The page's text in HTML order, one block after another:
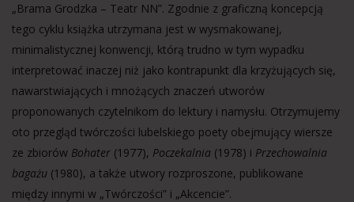
„Brama Grodzka – Teatr NN”. Zgodnie z graficzną koncepcją
tego cyklu książka utrzymana jest w wysmakowanej,
minimalistycznej konwencji, którą trudno w tym wypadku
interpretować inaczej niż jako kontrapunkt dla krzyżujących się,
nawarstwiających i mnożących znaczeń utworów
proponowanych czytelnikom do lektury i namysłu. Otrzymujemy
oto przegląd twórczości lubelskiego poety obejmujący wiersze
ze zbiorów Bohater (1977), Poczekalnia (1978) i Przechowalnia
bagażu (1980), a także utwory rozproszone, publikowane
między innymi w „Twórczości” i „Akcencie”.